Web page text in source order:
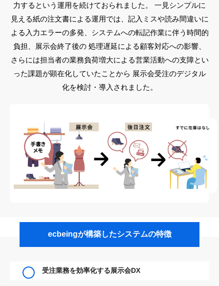
力するという運用を続けておられました。 一見シンプルに
見える紙の注文書による運用では、記入ミスや読み間違いに
よる入力エラーの多発、システムへの転記作業に伴う時間的
負担、展示会終了後の 処理遅延による顧客対応への影響、
さらには担当者の業務負荷増大による営業活動への支障とい
った課題が顕在化していたことから 展示会受注のデジタル
化を検討・導入されました。
ecbeingが構築したシステムの特徴
受注業務を効率化する展示会DX